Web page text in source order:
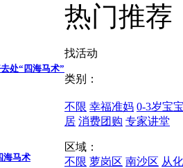
处“四海马术”
海马术
热门推荐
找活动
类别：
不限 幸福准妈 0-3岁宝
居 消费团购 专家讲堂
区域：
不限 萝岗区 南沙区 从